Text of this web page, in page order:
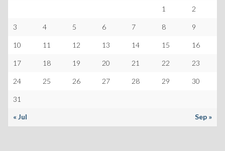
1 2
3 4 5 6 7 8 9
10 11 12 13 14 15 16
17 18 19 20 21 22 23
24 25 26 27 28 29 30
31
« Jul Sep »